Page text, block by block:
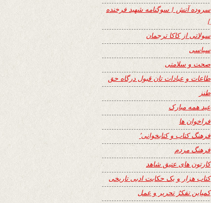
سروده آتش { سوگنامه شهید فرخنده
}
سولاتی از کاکا ترجمان
سیاسی
صحت و سلامتی
طاعات و عبادات تان قبول درگاه حق
طنز
عید همه مبارک
فراخوان ها
فرهنگ کتاب و کتابخوانی٬
فرهنگ مردم
کارتون های عتیق شاهد
کتاب هزار و یک حکایت ادبی تاریخی
کمپاین تفکرُ تحریر و عمل